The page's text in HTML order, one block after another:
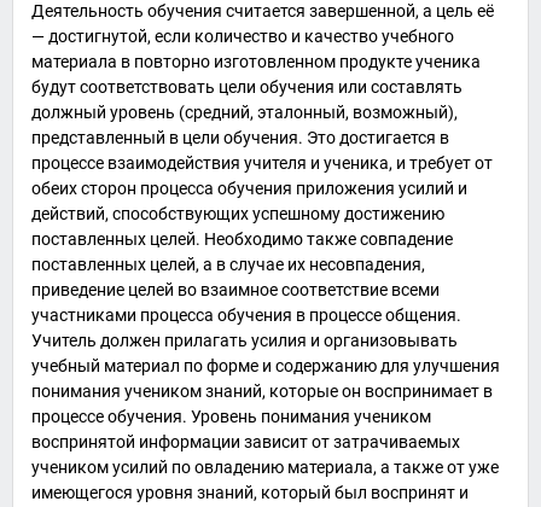
Деятельность обучения считается завершенной, а цель её
— достигнутой, если количество и качество учебного
материала в повторно изготовленном продукте ученика
будут соответствовать цели обучения или составлять
должный уровень (средний, эталонный, возможный),
представленный в цели обучения. Это достигается в
процессе взаимодействия учителя и ученика, и требует от
обеих сторон процесса обучения приложения усилий и
действий, способствующих успешному достижению
поставленных целей. Необходимо также совпадение
поставленных целей, а в случае их несовпадения,
приведение целей во взаимное соответствие всеми
участниками процесса обучения в процессеобщения.
Учитель должен прилагать усилия и организовывать
учебный материал по форме и содержанию для улучшения
понимания учеником знаний, которые он воспринимает в
процессе обучения. Уровень понимания учеником
воспринятой информации зависит от затрачиваемых
учеником усилий по овладению материала, а также от уже
имеющегося уровня знаний, который был воспринят и